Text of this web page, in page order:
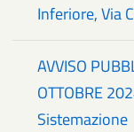
Inferiore, Via
AVVISO
OTTOBRE
Sistemazione